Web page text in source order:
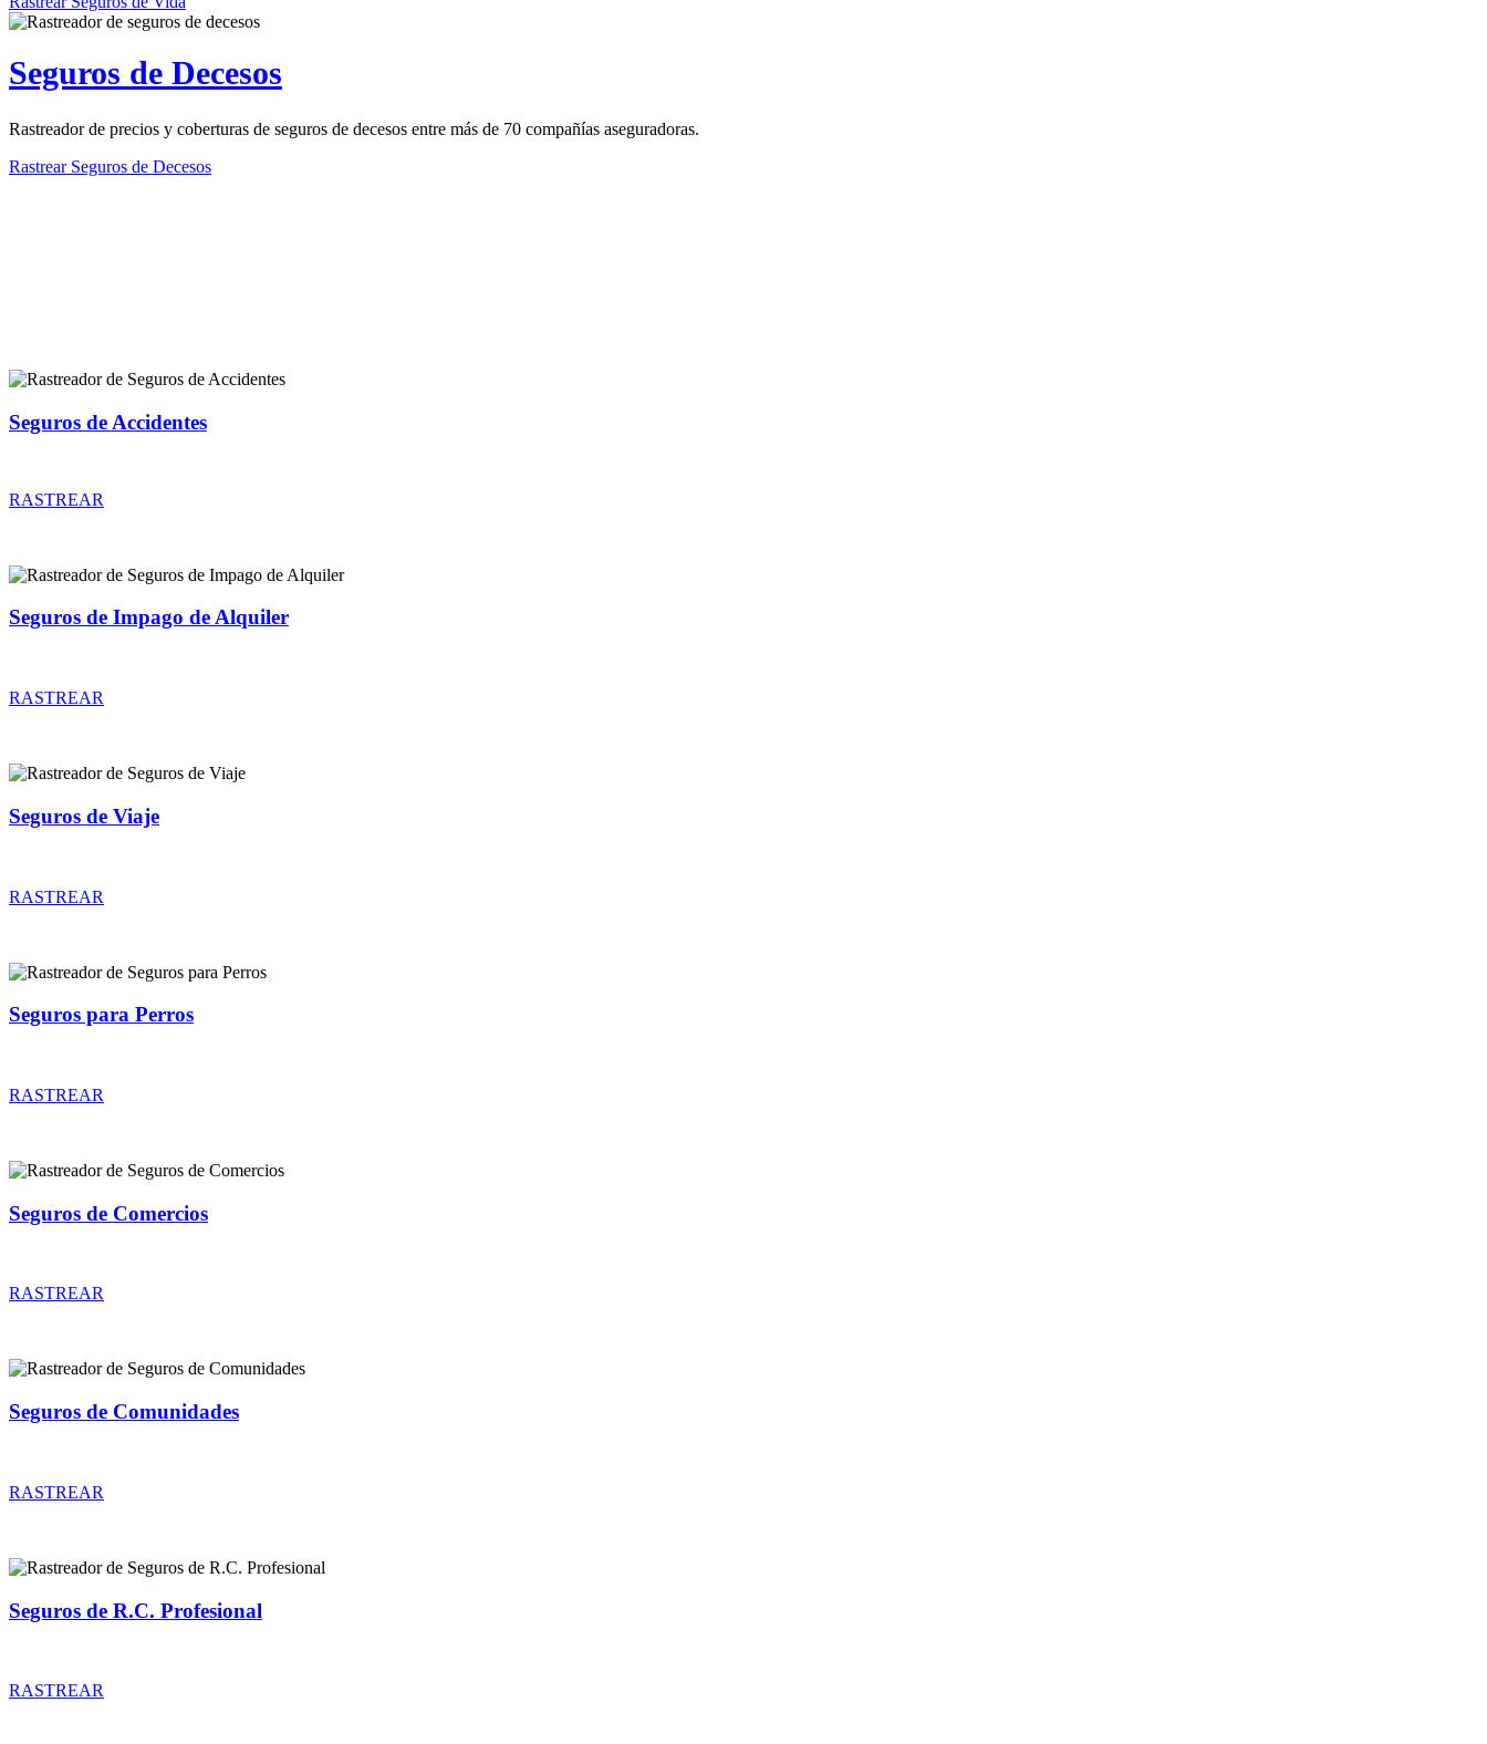
Seguros de Decesos
Rastreador de precios y coberturas de seguros de decesos entre más de 70 compañías aseguradoras.
Rastrear Seguros de Decesos
Seguros de Accidentes
RASTREAR
Seguros de Impago de Alquiler
RASTREAR
Seguros de Viaje
RASTREAR
Seguros para Perros
RASTREAR
Seguros de Comercios
RASTREAR
Seguros de Comunidades
RASTREAR
Seguros de R.C. Profesional
RASTREAR